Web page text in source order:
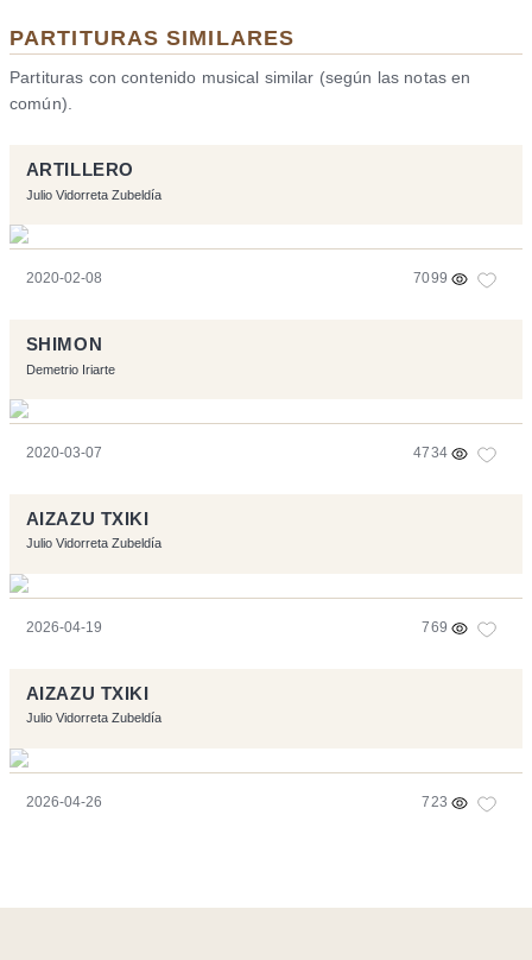
PARTITURAS SIMILARES
Partituras con contenido musical similar (según las notas en
común).
ARTILLERO
Julio Vidorreta Zubeldía
2020-02-08 7099
SHIMON
Demetrio Iriarte
2020-03-07 4734
AIZAZU TXIKI
Julio Vidorreta Zubeldía
2026-04-19 769
AIZAZU TXIKI
Julio Vidorreta Zubeldía
2026-04-26 723